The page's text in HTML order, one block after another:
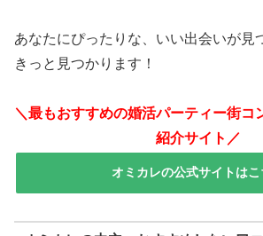
あなたにぴったりな、いい出会いが見
きっと見つかります！
＼最もおすすめの婚活パーティー街コ
紹介サイト／
オミカレの公式サイトはこ